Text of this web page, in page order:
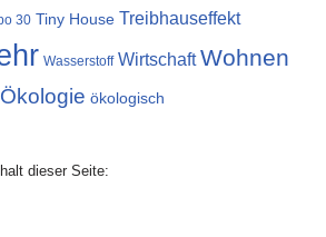
30 Tiny House Treibhauseffekt
Wasserstoff Wirtschaft Wohnen
Ökologie ökologisch
dieser Seite: